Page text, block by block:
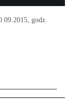
godz.